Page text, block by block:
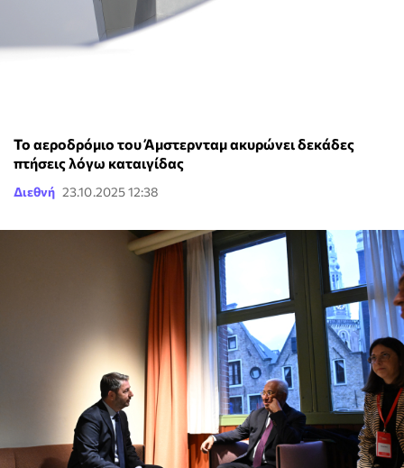
Το αεροδρόμιο του Άμστερνταμ ακυρώνει δεκάδες
πτήσεις λόγω καταιγίδας
Διεθνή 23.10.2025 12:38